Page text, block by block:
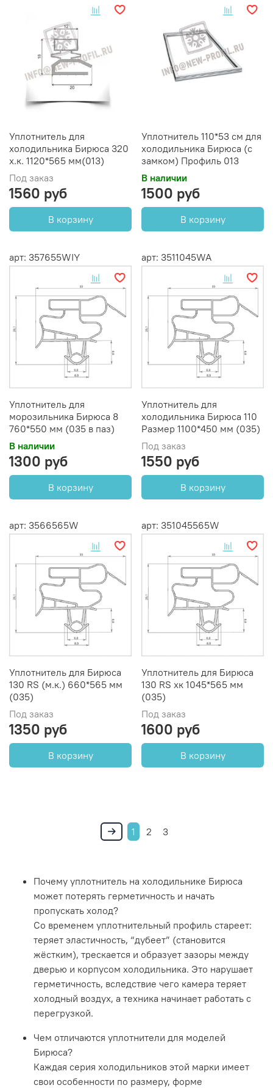
Уплотнитель для
холодильника Бирюса 320
х.к. 1120*565 мм(013)
Под заказ
1560 руб
В корзину
Уплотнитель 110*53 см для
холодильника Бирюса (с
замком) Профиль 013
В наличии
1500 руб
В корзину
арт: 357655WIY
Уплотнитель для
морозильника Бирюса 8
760*550 мм (035 в паз)
В наличии
1300 руб
В корзину
арт: 3511045WA
Уплотнитель для
холодильника Бирюса 110
Размер 1100*450 мм (035)
Под заказ
1550 руб
В корзину
арт: 3566565W
Уплотнитель для Бирюса
130 RS (м.к.) 660*565 мм
(035)
Под заказ
1350 руб
В корзину
арт: 351045565W
Уплотнитель для Бирюса
130 RS хк 1045*565 мм
(035)
Под заказ
1600 руб
В корзину
1 2 3
Почему уплотнитель на холодильнике Бирюса
может потерять герметичность и начать
пропускать холод?
Со временем уплотнительный профиль стареет:
теряет эластичность, “дубеет” (становится
жёстким), трескается и образует зазоры между
дверью и корпусом холодильника. Это нарушает
герметичность, вследствие чего камера теряет
холодный воздух, а техника начинает работать с
перегрузкой.
Чем отличаются уплотнители для моделей
Бирюса?
Каждая серия холодильников этой марки имеет
свои особенности по размеру, форме